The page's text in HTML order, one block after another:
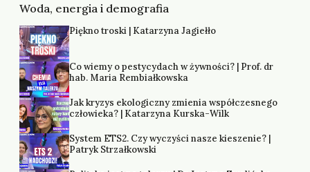
Woda, energia i demografia
Piękno troski | Katarzyna Jagiełło
Co wiemy o pestycydach w żywności? | Prof. dr
hab. Maria Rembiałkowska
Jak kryzys ekologiczny zmienia współczesnego
człowieka? | Katarzyna Kurska-Wilk
System ETS2. Czy wyczyści nasze kieszenie? |
Patryk Strzałkowski